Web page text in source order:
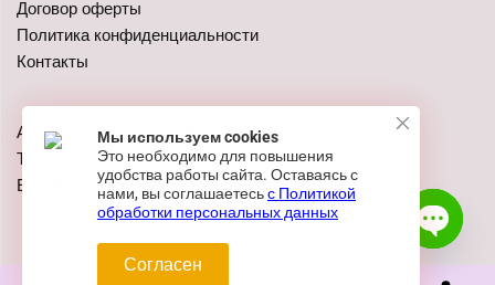
Договор оферты
Политика конфиденциальности
Контакты
Адреса: г. Казань, ул. Чистопольская 79
Телефон:
+7 (962) 555-41-02
E-mail:
zakaz@festivalshop.ru
Мы используем cookies
Это необходимо для повышения
удобства работы сайта. Оставаясь с
нами, вы соглашаетесьс Политикой
обработки персональных данных
Согласен